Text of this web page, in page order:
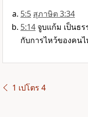
5:5 สุภาษิต 3:34
5:14 จูบแก้ม เป็นธร
กับการไหว้ของคน
1 เปโตร 4